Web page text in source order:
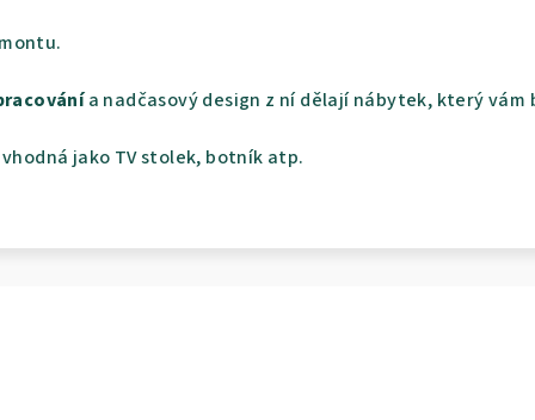
a nadčasový design z ní dělají nábytek, který
jako TV stolek, botník atp.